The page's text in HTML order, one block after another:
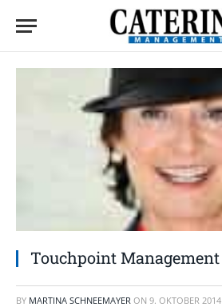
Touchpoint Management
BY MARTINA SCHNEEMAYER ON 9. OKTOBER 2014